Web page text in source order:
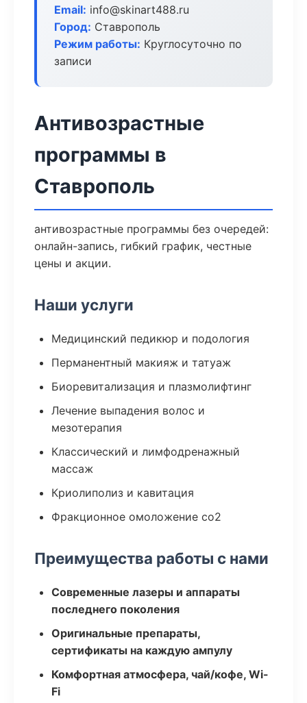
Email: info@skinart488.ru
Город: Ставрополь
Режим работы: Круглосуточно по
записи
Антивозрастные
программы в
Ставрополь
антивозрастные программы без очередей:
онлайн-запись, гибкий график, честные
цены и акции.
Наши услуги
Медицинский педикюр и подология
Перманентный макияж и татуаж
Биоревитализация и плазмолифтинг
Лечение выпадения волос и
мезотерапия
Классический и лимфодренажный
массаж
Криолиполиз и кавитация
Фракционное омоложение co2
Преимущества работы с нами
Современные лазеры и аппараты
последнего поколения
Оригинальные препараты,
сертификаты на каждую ампулу
Комфортная атмосфера, чай/кофе, Wi-
Fi